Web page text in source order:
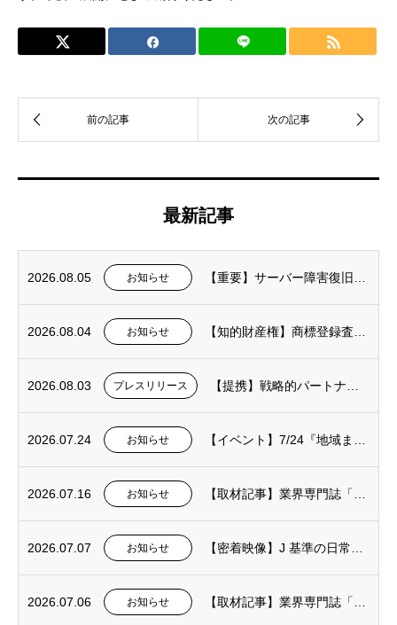
最新記事
2026.08.05 お知らせ
2026.08.04 お知らせ
2026.08.03 プレスリリース
2026.07.24 お知らせ
2026.07.16 お知らせ
2026.07.07 お知らせ
2026.07.06 お知らせ